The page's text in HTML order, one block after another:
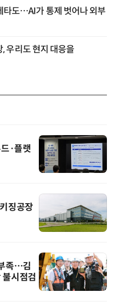
타도…AI가 통제 벗어나 외부
, 우리도 현지 대응을
·플랫
징공장
족…김
불시점검